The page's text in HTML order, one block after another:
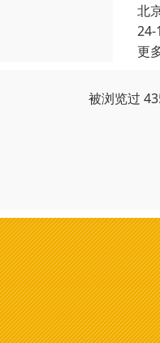
北
24-
更
被浏览过